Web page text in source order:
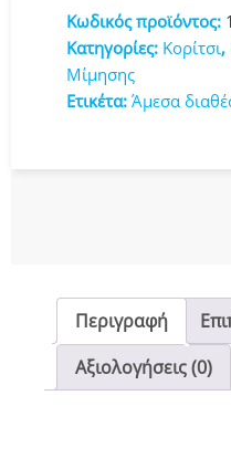
Νυχιών
Lip
Smacker
Disney
ποσότητα
Κωδικός προϊόντος:
Κατηγορίες: Κορίτσι,
Μίμησης
Ετικέτα: Άμεσα
Περιγραφή
Αξιολογήσεις (0)